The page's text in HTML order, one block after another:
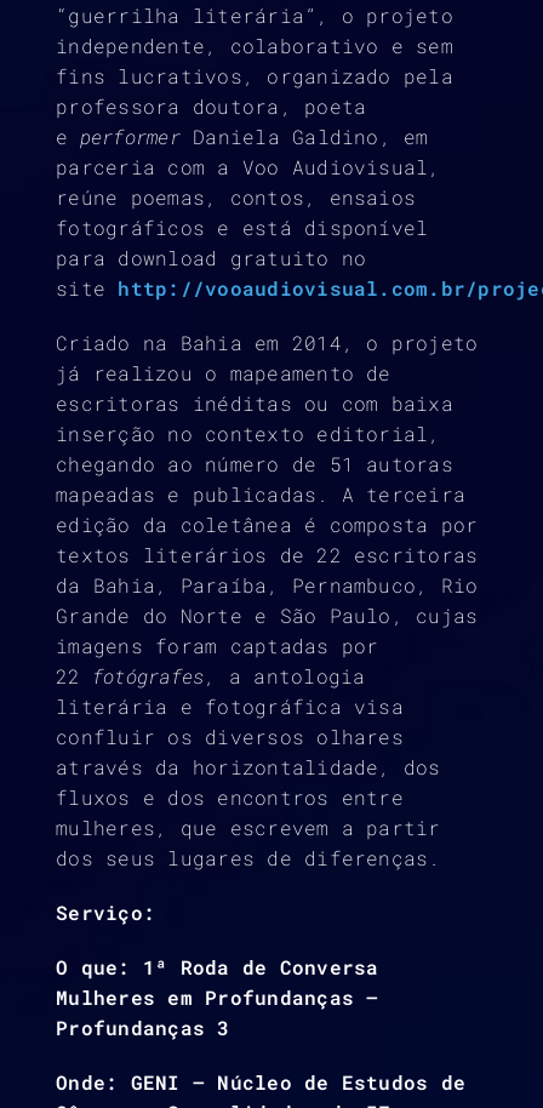
“guerrilha literária”, o projeto
independente, colaborativo e sem
fins lucrativos, organizado pela
professora doutora, poeta
e performerDaniela Galdino, em
parceria com a Voo Audiovisual,
reúne poemas, contos, ensaios
fotográficos e está disponível
para download gratuito no
site http://vooaudiovisual.com.br/
Criado na Bahia em 2014, o projeto
já realizou o mapeamento de
escritoras inéditas ou com baixa
inserção no contexto editorial,
chegando ao número de 51 autoras
mapeadas e publicadas. A terceira
edição da coletânea é composta por
textos literários de 22 escritoras
da Bahia, Paraíba, Pernambuco, Rio
Grande do Norte e São Paulo, cujas
imagens foram captadas por
22
fotógrafes, a antologia
literária e fotográfica visa
confluir os diversos olhares
através da horizontalidade, dos
fluxos e dos encontros entre
mulheres, que escrevem a partir
dos seus lugares de diferenças.
Serviço:
O que: 1ª Roda de Conversa
Mulheres em Profundanças –
Profundanças 3
Onde: GENI – Núcleo de Estudos de